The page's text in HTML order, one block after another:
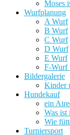
Moses
Wurfplanung
A Wurf
B Wurf
C Wurf
D Wurf
E Wurf
F-Wurf
Bildergalerie
Kinder
Hundekauf
ein
Was ist
Wie
Turniersport